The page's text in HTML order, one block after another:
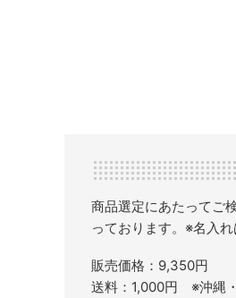
商品選定にあたってご
っております。※名入れ
販売価格：9,350円
送料：1,000円 ※沖縄